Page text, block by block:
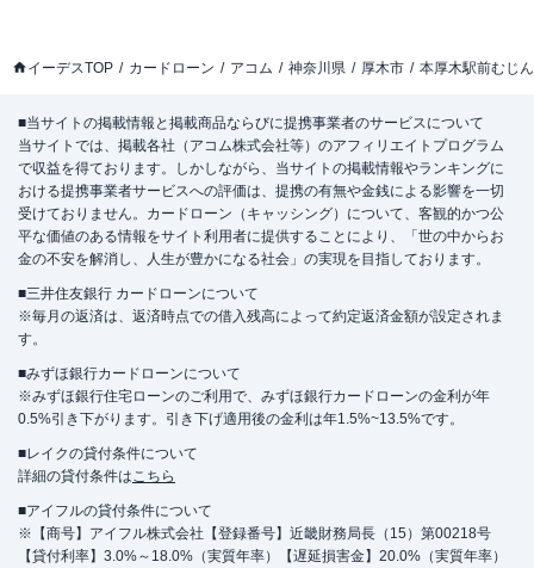
イーデスTOP カードローン アコム 神奈川県 厚木市 本厚木駅前むじ
■当サイトの掲載情報と掲載商品ならびに提携事業者のサービスについて
当サイトでは、掲載各社（アコム株式会社等）のアフィリエイトプログラム
で収益を得ております。しかしながら、当サイトの掲載情報やランキングに
おける提携事業者サービスへの評価は、提携の有無や金銭による影響を一切
受けておりません。カードローン（キャッシング）について、客観的かつ公
平な価値のある情報をサイト利用者に提供することにより、「世の中からお
金の不安を解消し、人生が豊かになる社会」の実現を目指しております。
■三井住友銀行 カードローンについて
※毎月の返済は、返済時点での借入残高によって約定返済金額が設定されま
す。
■みずほ銀行カードローンについて
※みずほ銀行住宅ローンのご利用で、みずほ銀行カードローンの金利が年
0.5%引き下がります。引き下げ適用後の金利は年1.5%~13.5%です。
■レイクの貸付条件について
詳細の貸付条件はこちら
■アイフルの貸付条件について
※【商号】アイフル株式会社【登録番号】近畿財務局長（15）第00218号
【貸付利率】3.0%～18.0%（実質年率）【遅延損害金】20.0%（実質年率）